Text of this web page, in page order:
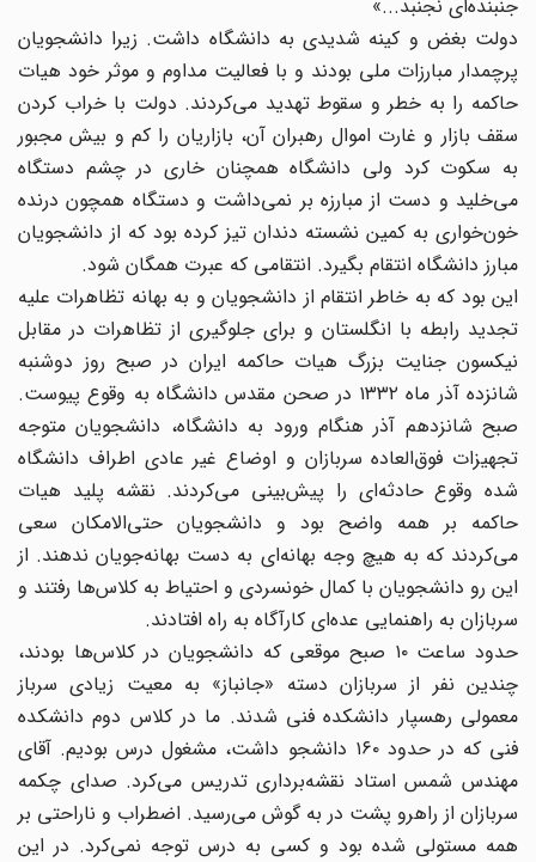
جنبنده‌ای نجنبد...»
دولت بغض و کینه شدیدی به دانشگاه داشت. زیرا دانشجویان
پرچمدار مبارزات ملی بودند و با فعالیت مداوم و موثر خود هیات
حاکمه را به خطر و سقوط تهدید می‌کردند. دولت با خراب کردن
سقف بازار و غارت اموال رهبران آن، بازاریان را کم و بیش مجبور
به سکوت کرد ولی دانشگاه همچنان خاری در چشم دستگاه
می‌خلید و دست از مبارزه بر نمی‌داشت و دستگاه همچون درنده
خون‌خواری به کمین نشسته دندان تیز کرده بود که از دانشجویان
مبارز دانشگاه انتقام بگیرد. انتقامی که عبرت همگان شود.
این بود که به خاطر انتقام از دانشجویان و به بهانه تظاهرات علیه
تجدید رابطه با انگلستان و برای جلوگیری از تظاهرات در مقابل
نیکسون جنایت بزرگ هیات حاکمه ایران در صبح روز دوشنبه
شانزده آذر ماه ۱۳۳۲ در صحن مقدس دانشگاه به وقوع پیوست.
صبح شانزدهم آذر هنگام ورود به دانشگاه، دانشجویان متوجه
تجهیزات فوق‌العاده سربازان و اوضاع غیر عادی اطراف دانشگاه
شده وقوع حادثه‌ای را پیش‌بینی می‌کردند. نقشه پلید هیات
حاکمه بر همه واضح بود و دانشجویان حتی‌الامکان سعی
می‌کردند که به هیچ وجه بهانه‌ای به دست بهانه‌جویان ندهند. از
این رو دانشجویان با کمال خونسردی و احتیاط به کلاس‌ها رفتند و
سربازان به راهنمایی عده‌ای کارآگاه به راه افتادند.
حدود ساعت ۱۰ صبح موقعی که دانشجویان در کلاس‌ها بودند،
چندین نفر از سربازان دسته «جانباز» به معیت زیادی سرباز
معمولی رهسپار دانشکده فنی شدند. ما در کلاس دوم دانشکده
فنی که در حدود ۱۶۰ دانشجو داشت، مشغول درس بودیم. آقای
مهندس شمس استاد نقشه‌برداری تدریس می‌کرد. صدای چکمه
سربازان از راهرو پشت در به گوش می‌رسید. اضطراب و ناراحتی بر
همه مستولی شده بود و کسی به درس توجه نمی‌کرد. در این